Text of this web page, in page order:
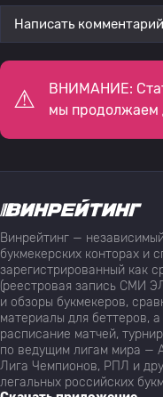
Написать комментарий
ВНИМАНИЕ:
мы продолжаем
Винрейтинг —
букмекерских конторах и
зарегистрированный как
(реестровая запись СМИ
и обзоры букмекеров,
материалы для беттеров,
расписание матчей,
по ведущим лигам мира —
Лига Чемпионов, РПЛ и
легальных российских